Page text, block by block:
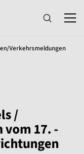
/Verkehrsmeldungen
/
17. -